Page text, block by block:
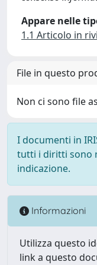
Appare nelle
1.1 Articolo in
File in questo
Non ci sono file
I documenti in
tutti i diritti sono
indicazione.
Informazioni
Utilizza questo
link a questo